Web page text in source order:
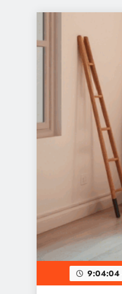
содержимому
9:04:04